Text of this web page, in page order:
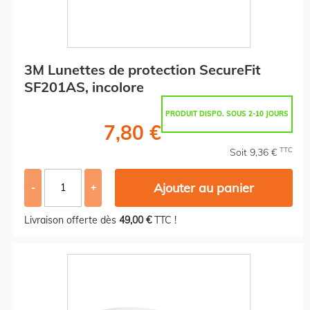
3M Lunettes de protection SecureFit
SF201AS, incolore
PRODUIT DISPO. SOUS 2-10 JOURS
7,80 €
Soit 9,36 € TTC
- + Ajouter au panier
Livraison offerte dès 49,00 €TTC !